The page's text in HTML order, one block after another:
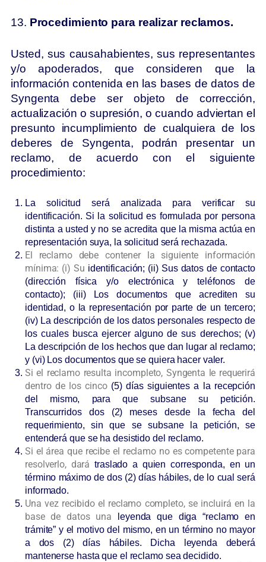
13. Procedimiento para realizar reclamos.
Usted, sus causahabientes, sus representantes
y/o apoderados, que consideren que la
información contenida en las bases de datos de
Syngenta debe ser objeto de corrección,
actualización o supresión, o cuando adviertan el
presunto incumplimiento de cualquiera de los
deberes de Syngenta, podrán presentar un
reclamo, de acuerdo con el siguiente
procedimiento:
La solicitud será analizada para verificar su
identificación. Si la solicitud es formulada por persona
distinta a usted y no se acredita que la misma actúa en
representación suya, la solicitud será rechazada.
El reclamo debe contener la siguiente información
mínima: (i) Su identificación; (ii) Sus datos de contacto
(dirección física y/o electrónica y teléfonos de
contacto); (iii) Los documentos que acrediten su
identidad, o la representación por parte de un tercero;
(iv) La descripción de los datos personales respecto de
los cuales busca ejercer alguno de sus derechos; (v)
La descripción de los hechos que dan lugar al reclamo;
y (vi) Los documentos que se quiera hacer valer.
Si el reclamo resulta incompleto, Syngenta le requerirá
dentro de los cinco (5) días siguientes a la recepción
del mismo, para que subsane su petición.
Transcurridos dos (2) meses desde la fecha del
requerimiento, sin que se subsane la petición, se
entenderá que se ha desistido del reclamo.
Si el área que recibe el reclamo no es competente para
resolverlo, darátraslado a quien corresponda, en un
término máximo de dos (2) días hábiles, de lo cual será
informado.
Una vez recibido el reclamo completo, se incluirá en la
base de datos una
leyenda que diga “reclamo en
trámite” y el motivo del mismo, en un término no mayor
a dos (2) días hábiles. Dicha leyenda deberá
mantenerse hasta que el reclamo sea decidido.